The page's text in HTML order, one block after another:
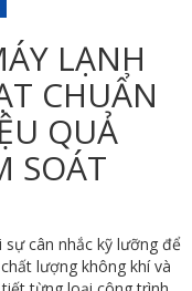
LẠNH
CHUẨN
QUẢ
SOÁT
sự cân nhắc kỹ lưỡng để
lượng không khí và